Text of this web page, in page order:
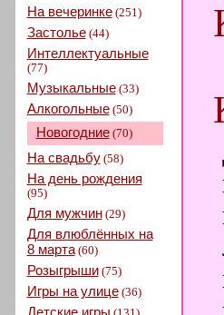
На вечеринке(251)
Застолье(44)
Интеллектуальные
(77)
Музыкальные(33)
Алкогольные(50)
Новогодние(70)
На свадьбу(58)
На день рождения
(95)
Для мужчин(29)
Для влюблённых на
8 марта(60)
Розыгрыши(75)
Игры на улице(36)
Детские игры